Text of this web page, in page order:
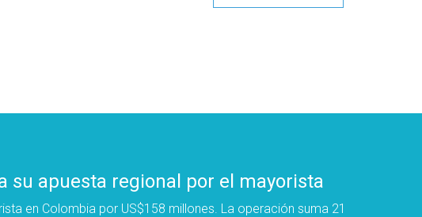
su apuesta regional por el mayorista
en Colombia por US$158 millones. La operación suma 21